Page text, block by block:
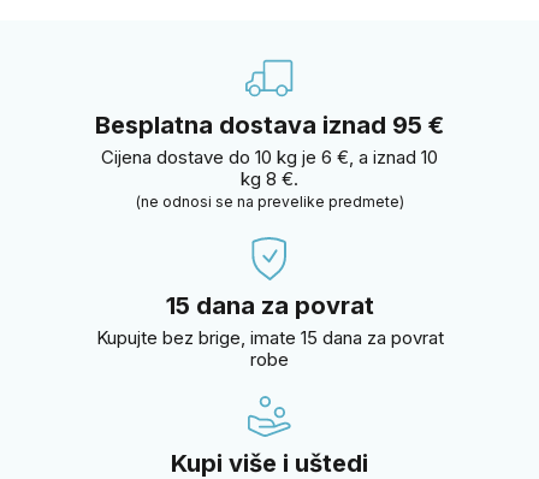
Besplatna dostava iznad 95 €
Cijena dostave do 10 kg je 6 €, a iznad 10
kg 8 €.
(ne odnosi se na prevelike predmete)
15 dana za povrat
Kupujte bez brige, imate 15 dana za povrat
robe
Kupi više i uštedi